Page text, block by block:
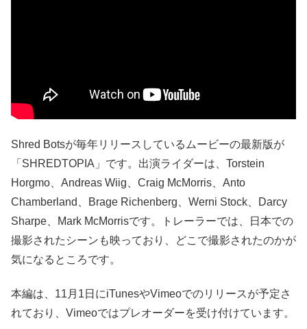
Shred Botsが毎年リリースしているムービーの最新版が
「SHREDTOPIA」です。出演ライダーは、Torstein
Horgmo、Andreas Wiig、Craig McMorris、Anto
Chamberland、Brage Richenberg、Werni Stock、Darcy
Sharpe、Mark McMorrisです。トレーラーでは、日本での
撮影されたシーンも映っており、どこで撮影されたのかが
気になるところです。
本編は、11月1日にiTunesやVimeoでのリリースが予定さ
れており、Vimeoではプレオーダーを受け付けています。